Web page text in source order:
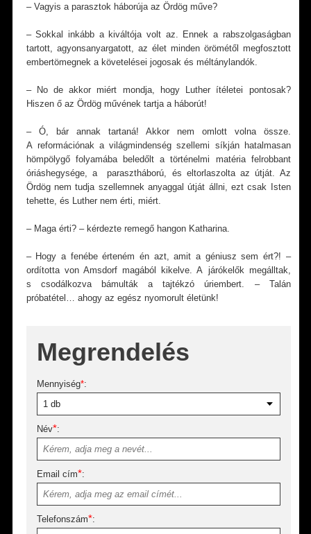
– Vagyis a parasztok háborúja az Ördög műve?
– Sokkal inkább a kiváltója volt az. Ennek a rabszolgaságban
tartott, agyonsanyargatott, az élet minden örömétől megfosztott
embertömegnek a követelései jogosak és méltánylandók.
– No de akkor miért mondja, hogy Luther ítéletei pontosak?
Hiszen ő az Ördög művének tartja a háborút!
– Ó, bár annak tartaná! Akkor nem omlott volna össze.
A reformációnak a világmindenség szellemi síkján hatalmasan
hömpölygő folyamába beledőlt a történelmi matéria felrobbant
óriáshegysége, a parasztháború, és eltorlaszolta az útját. Az
Ördög nem tudja szellemnek anyaggal útját állni, ezt csak Isten
tehette, és Luther nem érti, miért.
– Maga érti? – kérdezte remegő hangon Katharina.
– Hogy a fenébe érteném én azt, amit a géniusz sem ért?! –
ordította von Amsdorf magából kikelve. A járókelők megálltak,
s csodálkozva bámulták a tajtékzó úriembert. – Talán
próbatétel… ahogy az egész nyomorult életünk!
Megrendelés
Mennyiség*:
Név*:
Email cím*:
Telefonszám*: